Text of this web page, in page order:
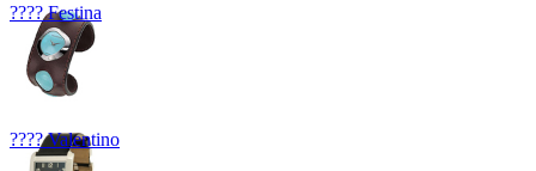
???? Festina
???? Valentino